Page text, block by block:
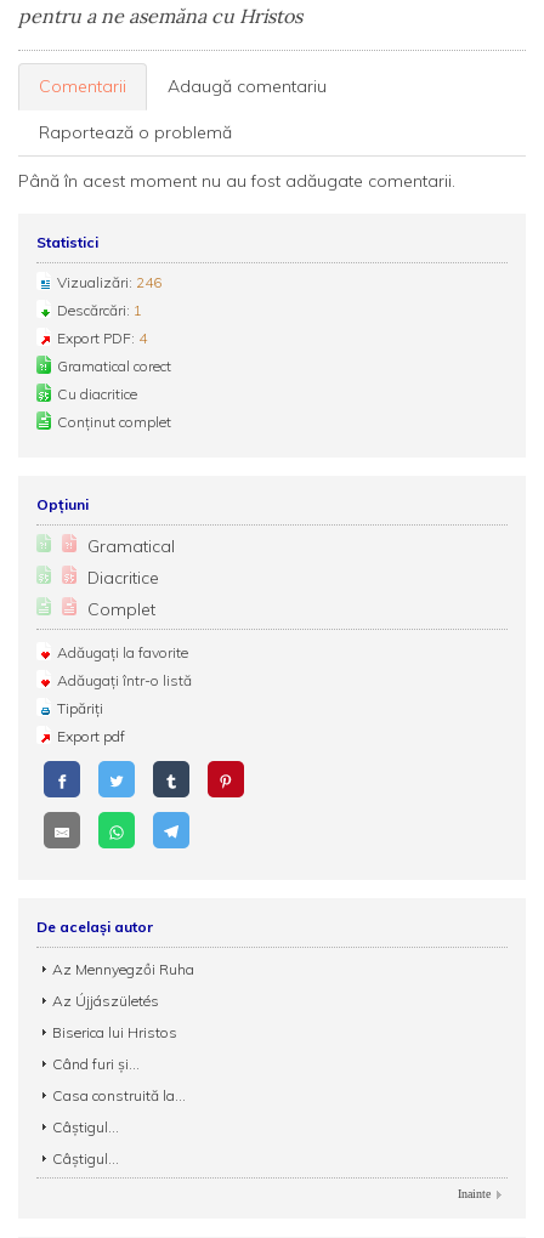
pentru a ne asemăna cu Hristos
Comentarii Adaugă comentariu
Raportează o problemă
Până în acest moment nu au fost adăugate comentarii.
Statistici
Vizualizări: 246
Descărcări: 1
Export PDF: 4
Gramatical corect
Cu diacritice
Conținut complet
Opțiuni
Gramatical
Diacritice
Complet
Adăugați la favorite
Adăugați într-o listă
Tipăriți
Export pdf
De același autor
Az Mennyegzői Ruha
Az Újjászületés
Biserica lui Hristos
Când furi și...
Casa construită la...
Câștigul...
Câștigul...
Inainte